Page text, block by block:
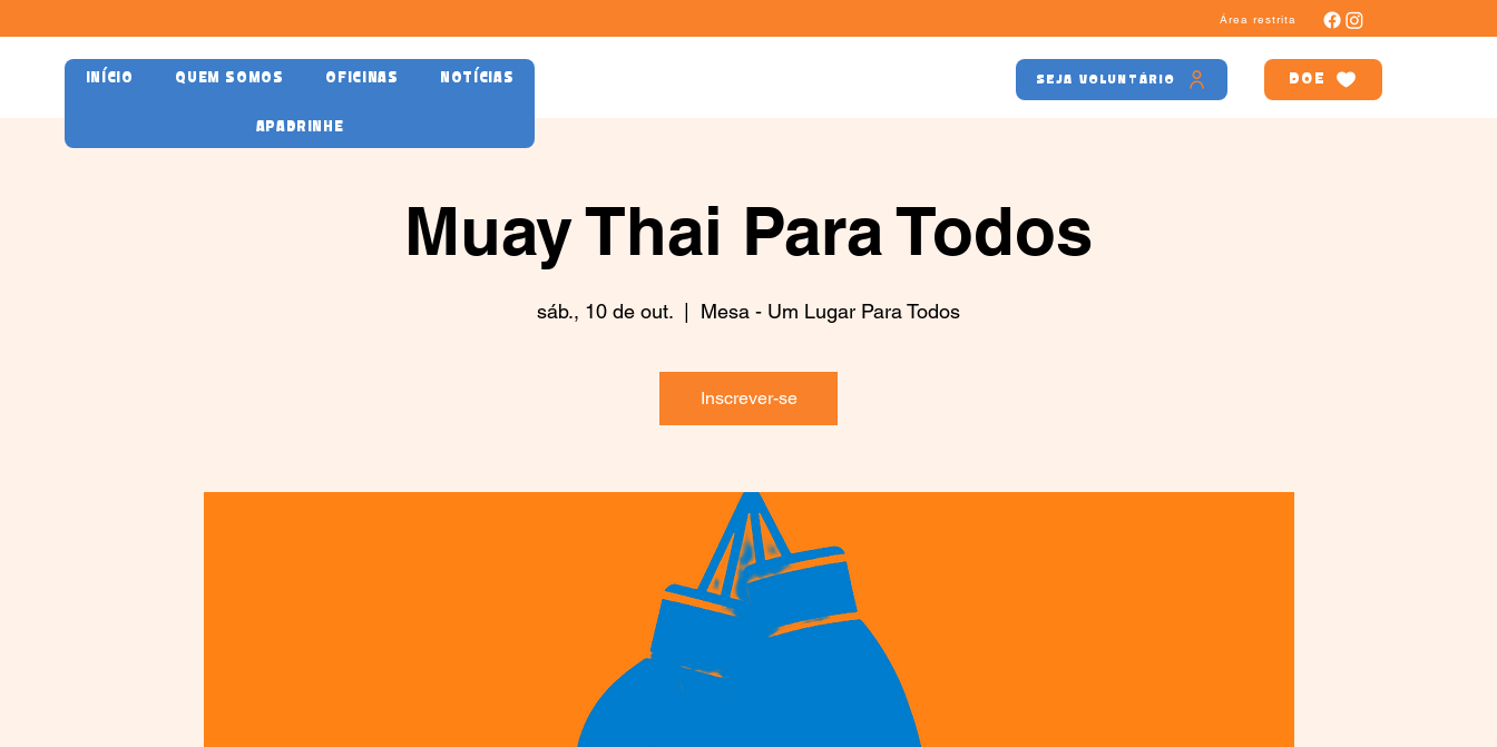
INÍCIO QUEM SOMOS OFICINAS NOTÍCIAS
APADRINHE
SEJA VOLUNTÁRIO DOE
Área restrita
Muay Thai Para Todos
sáb., 10 de out. Mesa - Um Lugar Para Todos
Inscrever-se